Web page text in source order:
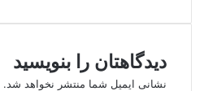
دیدگاهتان را بنویسید
نشانی ایمیل شما منتشر نخواهد شد.